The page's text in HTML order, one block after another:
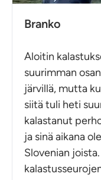
Branko
Aloitin
suurimman
järvillä, mutta
siitä tuli heti
kalastanut
ja sinä aikana
Slovenian